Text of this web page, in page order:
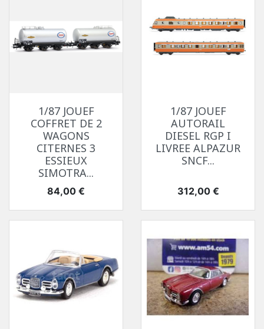
1/87 JOUEF
COFFRET DE 2
WAGONS
CITERNES 3
ESSIEUX
SIMOTRA...
Prix
84,00 €
1/87 JOUEF
AUTORAIL
DIESEL RGP I
LIVREE ALPAZUR
SNCF...
Prix
312,00 €